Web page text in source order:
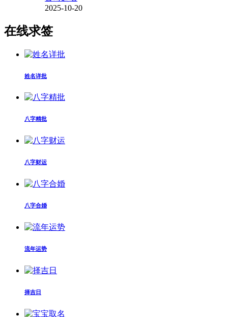
2025-10-20
在线求签
姓名详批
八字精批
八字财运
八字合婚
流年运势
择吉日